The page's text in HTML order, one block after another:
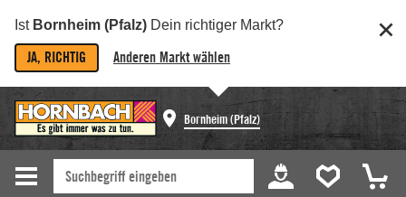
Ist Bornheim (Pfalz) Dein richtiger Markt?
JA, RICHTIG Anderen Markt wählen
Bornheim (Pfalz)